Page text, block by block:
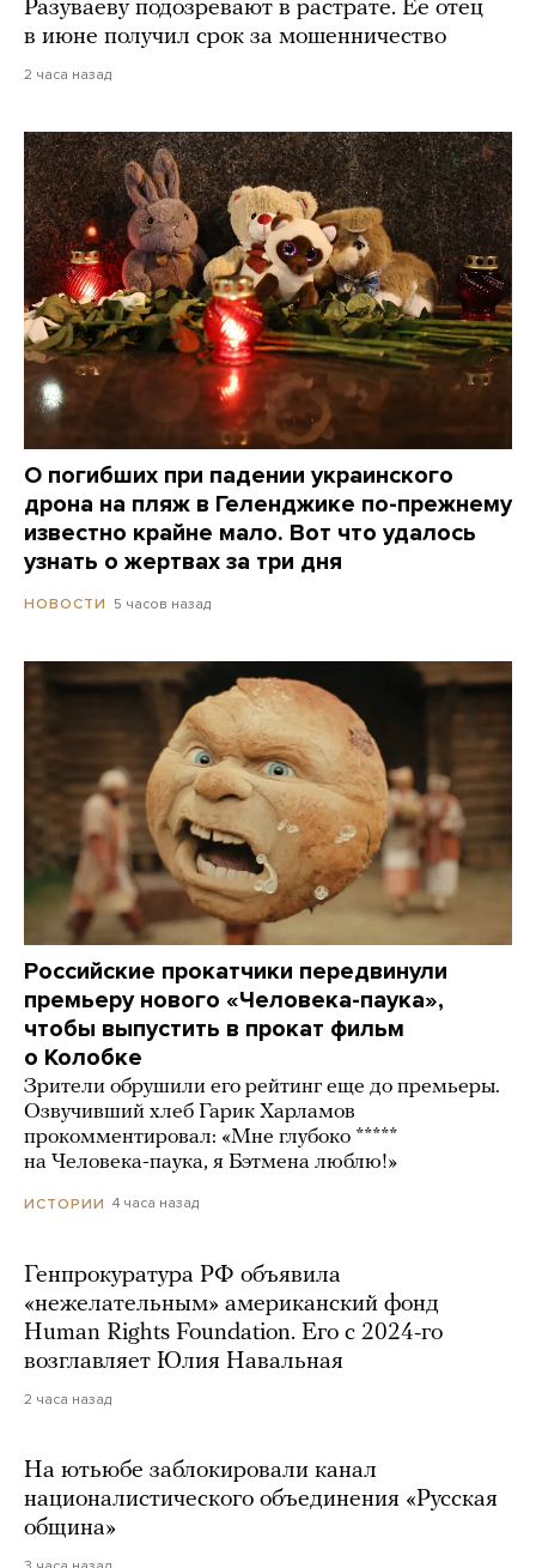
Разуваеву подозревают в растрате. Ее отец
в июне получил срок за мошенничество
2 часа назад
О погибших при падении украинского
дрона на пляж в Геленджике по-прежнему
известно крайне мало. Вот что удалось
узнать о жертвах за три дня
НОВОСТИ 5 часов назад
Российские прокатчики передвинули
премьеру нового «Человека-паука»,
чтобы выпустить в прокат фильм
о Колобке
Зрители обрушили его рейтинг еще до премьеры.
Озвучивший хлеб Гарик Харламов
прокомментировал: «Мне глубоко *****
на Человека-паука, я Бэтмена люблю!»
ИСТОРИИ 4 часа назад
Генпрокуратура РФ объявила
«нежелательным» американский фонд
Human Rights Foundation. Его с 2024-го
возглавляет Юлия Навальная
2 часа назад
На ютьюбе заблокировали канал
националистического объединения «Русская
община»